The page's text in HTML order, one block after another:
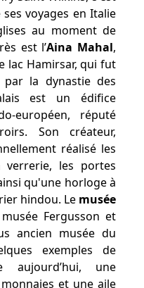
voyages en Italie
au moment de
est l’Aina Mahal,
lac Hamirsar, qui fut
par la dynastie des
est un édifice
européen, réputé
Son créateur,
réalisé les
verrerie, les portes
qu'une horloge à
hindou. Le musée
Fergusson et
ancien musée du
exemples de
aujourd’hui, une
et une aile